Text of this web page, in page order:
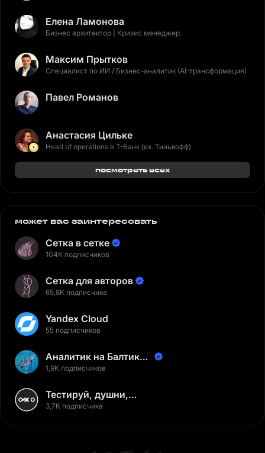
Елена Ламонова
Бизнес архитектор | Кризис менеджер.
Максим Прытков
Специалист по ИИ / Бизнес-аналитик (AI-трансформация)
Павел Романов
Анастасия Цильке
Head of operations в Т-Банк (ex. Тинькофф)
посмотреть всех
может вас заинтересовать
Сетка в сетке
104K подписчиков
Сетка для авторов
65,8K подписчика
Yandex Cloud
55 подписчиков
Аналитик на Балтике |
Неверов Станислав
1,9K подписчиков
Тестируй, душни,
наслаждайся
3,7K подписчика